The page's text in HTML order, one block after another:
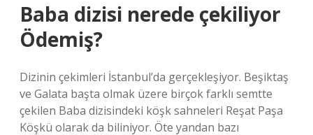
Baba dizisi nerede çekiliyor
Ödemiş?
Dizinin çekimleri İstanbul’da gerçekleşiyor. Beşiktaş
ve Galata başta olmak üzere birçok farklı semtte
çekilen Baba dizisindeki köşk sahneleri Reşat Paşa
Köşkü olarak da biliniyor. Öte yandan bazı